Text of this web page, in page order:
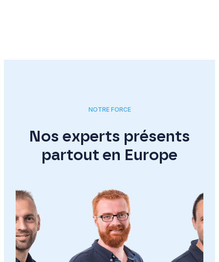
NOTRE FORCE
Nos experts présents
partout en Europe